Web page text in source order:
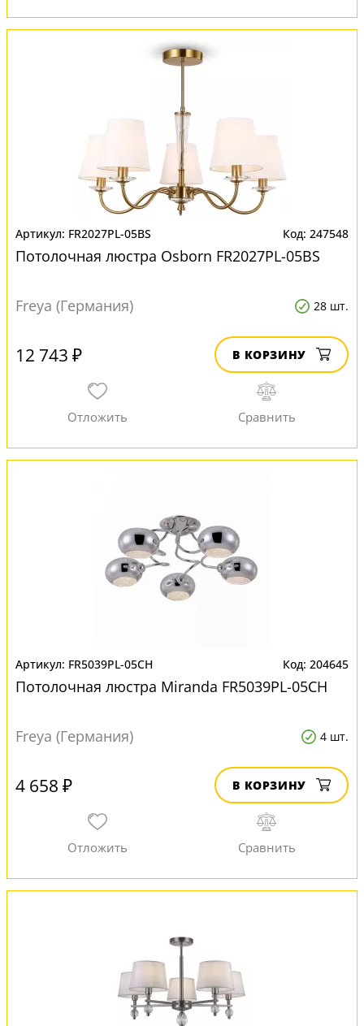
FR2027PL-05BS 247548
Потолочная люстра Osborn FR2027PL-05BS
Freya (Германия) 28 шт.
12 743 ₽ В КОРЗИНУ
FR5039PL-05CH 204645
Потолочная люстра Miranda FR5039PL-05CH
Freya (Германия) 4 шт.
4 658 ₽ В КОРЗИНУ